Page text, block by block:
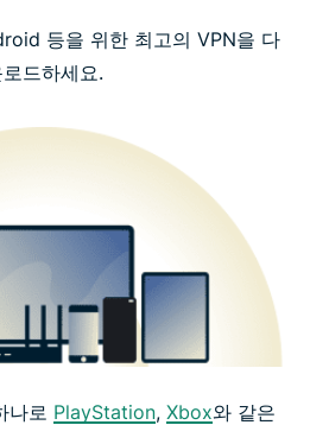
등을 위한 최고의 VPN을 다
로드하세요.
나로 PlayStation, Xbox와 같은